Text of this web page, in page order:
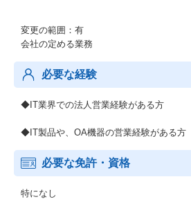
変更の範囲：有
会社の定める業務
必要な経験
◆IT業界での法人営業経験がある方
◆IT製品や、OA機器の営業経験がある方
必要な免許・資格
特になし